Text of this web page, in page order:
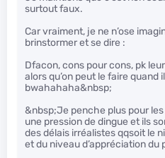
surtout faux.
Car vraiment, je ne n’ose
brinstormer et se dire :
Dfacon, cons pour cons, pk
alors qu’on peut le faire quand
bwahahaha&nbsp;
&nbsp;Je penche plus pour
une pression de dingue et ils
des délais irréalistes qqsoit le
et du niveau d’appréciation du